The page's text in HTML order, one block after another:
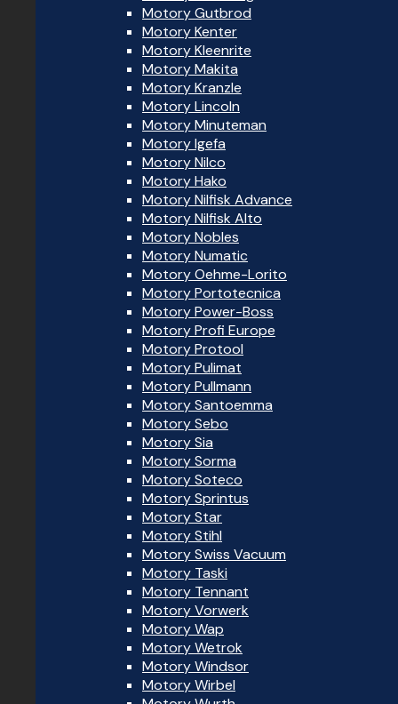
Motory Gutbrod
Motory Kenter
Motory Kleenrite
Motory Makita
Motory Kranzle
Motory Lincoln
Motory Minuteman
Motory Igefa
Motory Nilco
Motory Hako
Motory Nilfisk Advance
Motory Nilfisk Alto
Motory Nobles
Motory Numatic
Motory Oehme-Lorito
Motory Portotecnica
Motory Power-Boss
Motory Profi Europe
Motory Protool
Motory Pulimat
Motory Pullmann
Motory Santoemma
Motory Sebo
Motory Sia
Motory Sorma
Motory Soteco
Motory Sprintus
Motory Star
Motory Stihl
Motory Swiss Vacuum
Motory Taski
Motory Tennant
Motory Vorwerk
Motory Wap
Motory Wetrok
Motory Windsor
Motory Wirbel